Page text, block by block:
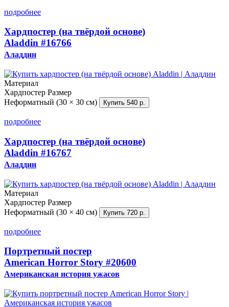
подробнее
Хардпостер (на твёрдой основе)
Aladdin #16766
Аладдин
Материал
Хардпостер Размер
Неформатный (30 × 30 см)
Купить 540 р.
подробнее
Хардпостер (на твёрдой основе)
Aladdin #16767
Аладдин
Материал
Хардпостер Размер
Неформатный (30 × 40 см)
Купить 720 р.
подробнее
Портретный постер
American Horror Story #20600
Американская история ужасов